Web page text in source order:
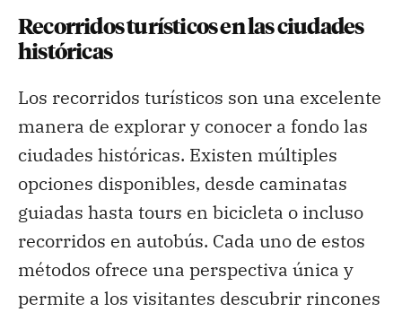
Recorridos turísticos en las ciudades
históricas
Los recorridos turísticos son una excelente
manera de explorar y conocer a fondo las
ciudades históricas. Existen múltiples
opciones disponibles, desde caminatas
guiadas hasta tours en bicicleta o incluso
recorridos en autobús. Cada uno de estos
métodos ofrece una perspectiva única y
permite a los visitantes descubrir rincones